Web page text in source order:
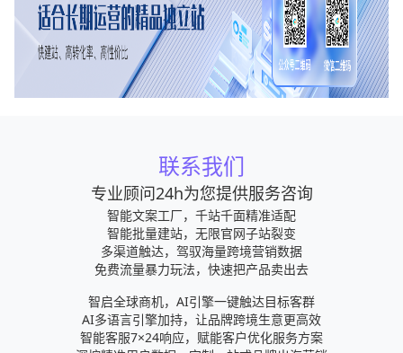
联系我们
专业顾问24h为您提供服务咨询
智能文案工厂，千站千面精准适配
智能批量建站，无限官网子站裂变
多渠道触达，驾驭海量跨境营销数据
免费流量暴力玩法，快速把产品卖出去
智启全球商机，AI引擎一键触达目标客群
AI多语言引擎加持，让品牌跨境生意更高效
智能客服7×24响应，赋能客户优化服务方案